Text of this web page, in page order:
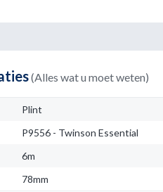
(Alles wat u moet weten)
Plint
P9556 - Twinson Essential
6m
78mm